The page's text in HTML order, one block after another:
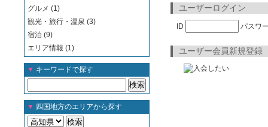
グルメ (1)
観光・旅行・温泉 (3)
宿泊 (9)
エリア情報 (1)
▼ キーワードで探す
▼ 四国地方のエリアから探す
ユーザーログイン
ID パスワ
ユーザー会員新規登録